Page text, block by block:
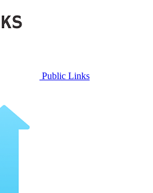
Public Links